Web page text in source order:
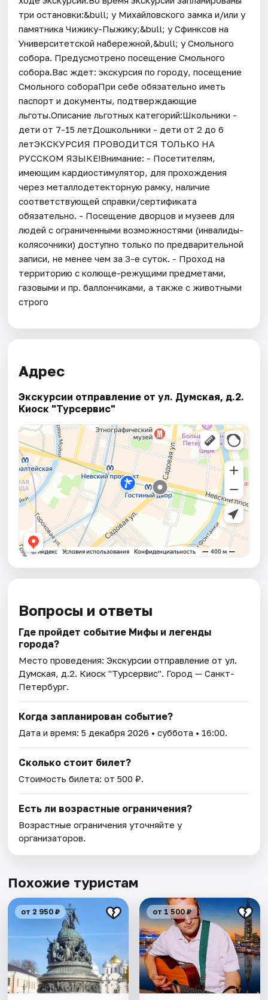
три остановки:&bull; у Михайловского замка и/или у
памятника Чижику-Пыжику;&bull; у Сфинксов на
Университетской набережной,&bull; у Смольного
собора. Предусмотрено посещение Смольного
собора.Вас ждет: экскурсия по городу, посещение
Смольного собораПри себе обязательно иметь
паспорт и документы, подтверждающие
льготы.Описание льготных категорий:Школьники -
дети от 7-15 летДошкольники - дети от 2 до 6
летЭКСКУРСИЯ ПРОВОДИТСЯ ТОЛЬКО НА
РУССКОМ ЯЗЫКЕ!Внимание: - Посетителям,
имеющим кардиостимулятор, для прохождения
через металлодетекторную рамку, наличие
соответствующей справки/сертификата
обязательно. - Посещение дворцов и музеев для
людей с ограниченными возможностями (инвалиды-
колясочники) доступно только по предварительной
записи, не менее чем за 3-е суток. - Проход на
территорию с колюще-режущими предметами,
газовыми и пр. баллончиками, а также с животными
строго
Адрес
Экскурсии отправление от ул. Думская, д.2.
Киоск "Турсервис"
Вопросы и ответы
Где пройдет событие Мифы и легенды
города?
Место проведения:Экскурсии отправление от ул.
Думская, д.2. Киоск "Турсервис". Город — Санкт-
Петербург.
Когда запланирован событие?
Дата и время:5 декабря 2026 • суббота • 16:00.
Сколько стоит билет?
Стоимость билета: от 500 ₽.
Есть ли возрастные ограничения?
Возрастные ограничения уточняйте у
организаторов.
Похожие туристам
от 2 950 ₽ от 1 500 ₽